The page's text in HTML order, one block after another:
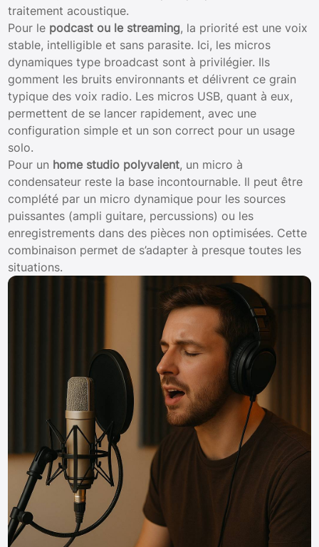
traitement acoustique.
Pour le podcast ou le streaming, la priorité est une voix
stable, intelligible et sans parasite. Ici, les micros
dynamiques type broadcast sont à privilégier. Ils
gomment les bruits environnants et délivrent ce grain
typique des voix radio. Les micros USB, quant à eux,
permettent de se lancer rapidement, avec une
configuration simple et un son correct pour un usage
solo.
Pour un home studio polyvalent, un micro à
condensateur reste la base incontournable. Il peut être
complété par un micro dynamique pour les sources
puissantes (ampli guitare, percussions) ou les
enregistrements dans des pièces non optimisées. Cette
combinaison permet de s’adapter à presque toutes les
situations.